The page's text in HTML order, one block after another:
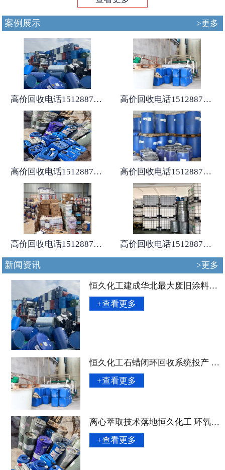
案例展示 >更多
高价回收电话15128875167 高价回收电话15128875167
高价回收电话15128875167 高价回收电话15128875167
高价回收电话15128875167 高价回收电话15128875167
新闻资讯 >更多
恒久化工建成华北最大废旧涂料回收网络 年处理量突破 8 万吨
+查看更多
恒久化工石蜡闭环回收系统投产 再生成本较原生料降低 42%
+查看更多
离心萃取技术落地恒久化工 环氧树脂回收纯度达 99.85%
+查看更多